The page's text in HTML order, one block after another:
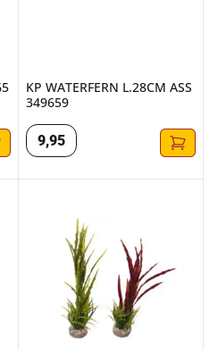
KP WATERFERN L.28CM ASS
349659
9,95